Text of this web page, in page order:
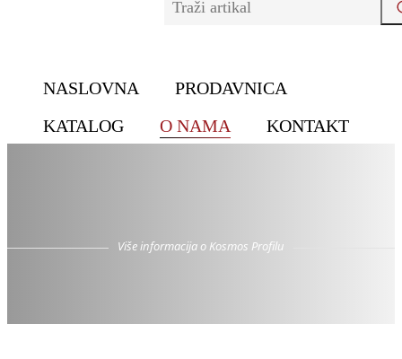
NASLOVNA
PRODAVNICA
KATALOG
O NAMA KONTAKT
Više informacija o Kosmos Profilu